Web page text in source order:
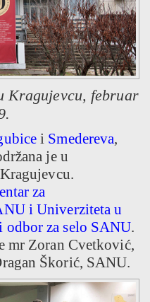
Kragujevcu, februar
i Smedereva,
je u
za
iUniverziteta u
za selo SANU.
mr Zoran Cvetković,
Škorić, SANU.